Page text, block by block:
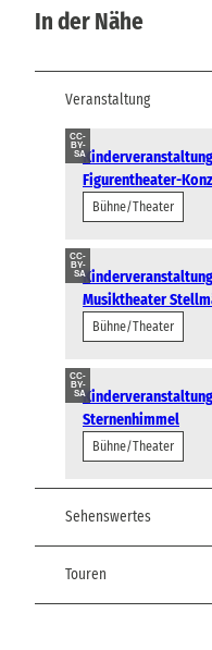
In der Nähe
Veranstaltung
CC-
BY-
SA
Figurentheater-
Bühne/Theater
CC-
BY-
SA
Musiktheater
Bühne/Theater
CC-
BY-
SA
Sternenhimmel
Bühne/Theater
Sehenswertes
Touren